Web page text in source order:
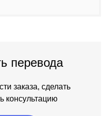
перевода
заказа, сделать
консультацию